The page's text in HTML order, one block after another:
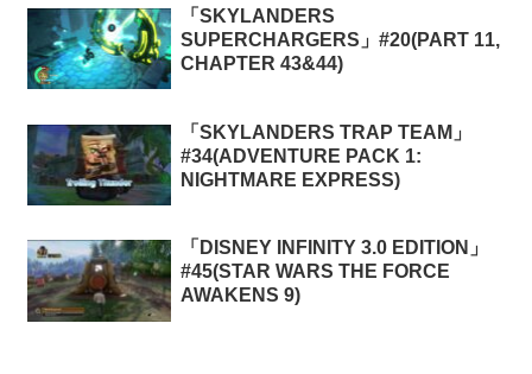
「SKYLANDERS
SUPERCHARGERS」#20(PART 11,
CHAPTER 43&44)
「SKYLANDERS TRAP TEAM」
#34(ADVENTURE PACK 1:
NIGHTMARE EXPRESS)
「DISNEY INFINITY 3.0 EDITION」
#45(STAR WARS THE FORCE
AWAKENS 9)